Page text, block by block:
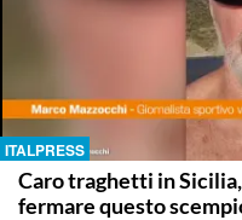
ITALPRESS
Caro traghetti in
fermare questo